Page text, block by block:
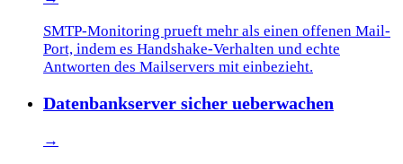
SMTP-Monitoring prueft mehr als einen offenen Mail-
Port, indem es Handshake-Verhalten und echte
Antworten des Mailservers mit einbezieht.
Datenbankserver sicher ueberwachen
→